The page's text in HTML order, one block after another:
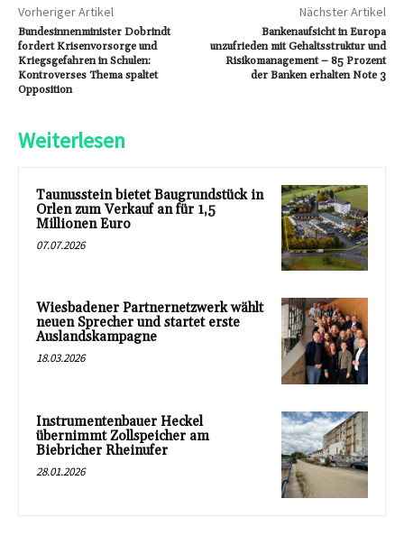
Vorheriger Artikel
Bundesinnenminister Dobrindt
fordert Krisenvorsorge und
Kriegsgefahren in Schulen:
Kontroverses Thema spaltet
Opposition
Nächster Artikel
Bankenaufsicht in Europa
unzufrieden mit Gehaltsstruktur und
Risikomanagement – 85 Prozent
der Banken erhalten Note 3
Weiterlesen
Taunusstein bietet Baugrundstück in
Orlen zum Verkauf an für 1,5
Millionen Euro
07.07.2026
Wiesbadener Partnernetzwerk wählt
neuen Sprecher und startet erste
Auslandskampagne
18.03.2026
Instrumentenbauer Heckel
übernimmt Zollspeicher am
Biebricher Rheinufer
28.01.2026